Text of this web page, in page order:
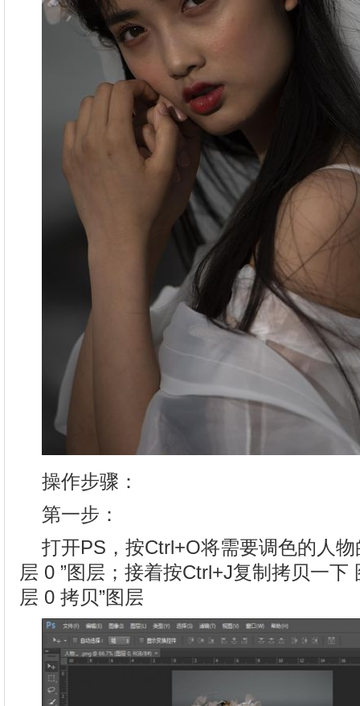
操作步骤：
第一步：
打开PS，按Ctrl+O将需要调色的人
层 0 ”图层；接着按Ctrl+J复制拷贝一下
层 0 拷贝”图层